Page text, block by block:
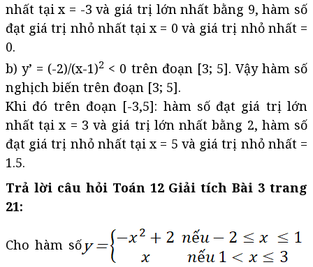
nhất tại x = -3 và giá trị lớn nhất bằng 9, hàm số
đạt giá trị nhỏ nhất tại x = 0 và giá trị nhỏ nhất =
0.
b) y’ = (-2)/(x-1)2 < 0 trên đoạn [3; 5]. Vậy hàm số
nghịch biến trên đoạn [3; 5].
Khi đó trên đoạn [-3,5]: hàm số đạt giá trị lớn
nhất tại x = 3 và giá trị lớn nhất bằng 2, hàm số
đạt giá trị nhỏ nhất tại x = 5 và giá trị nhỏ nhất =
1.5.
Trả lời câu hỏi Toán 12 Giải tích Bài 3 trang
21:
Cho hàm số